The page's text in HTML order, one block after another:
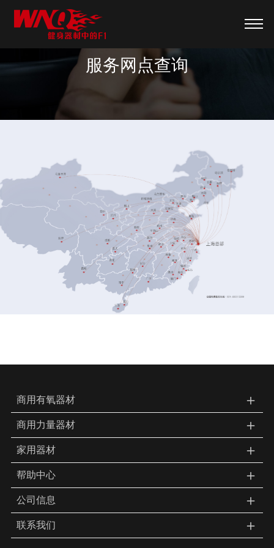
服务网点查询
商用有氧器材 ＋
商用力量器材 ＋
家用器材 ＋
帮助中心 ＋
公司信息 ＋
联系我们 ＋